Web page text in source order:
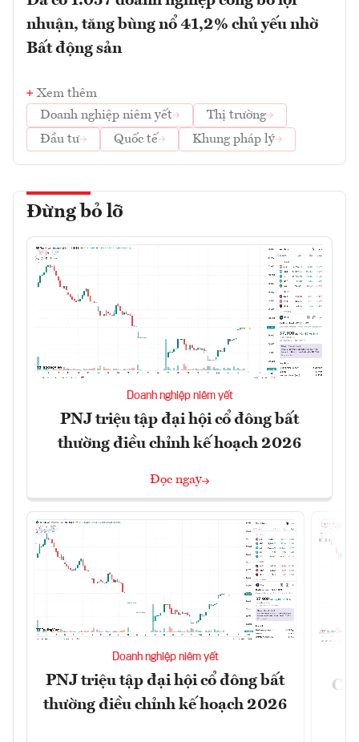
nhuận, tăng bùng nổ 41,2% chủ yếu nhờ
Bất động sản
Xem thêm
Doanh nghiệp niêm yết
Thị trường
Đầu tư
Quốc tế Khung pháp lý
Đừng bỏ lỡ
Doanh nghiệp niêm yết
PNJ triệu tập đại hội cổ đông bất
thường điều chỉnh kế hoạch 2026
Đọc ngay
Doanh nghiệp niêm yết
PNJ triệu tập đại hội cổ đông bất
thường điều chỉnh kế hoạch 2026